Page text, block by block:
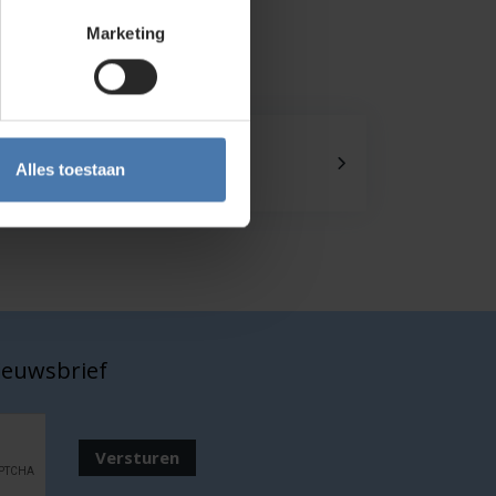
Marketing
Alles toestaan
Kom je langs?
Versturen